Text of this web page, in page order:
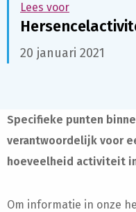
Lees voor
20 januari 2021
Specifieke punten
verantwoordelijk voor
hoeveelheid activiteit
Om informatie in onze